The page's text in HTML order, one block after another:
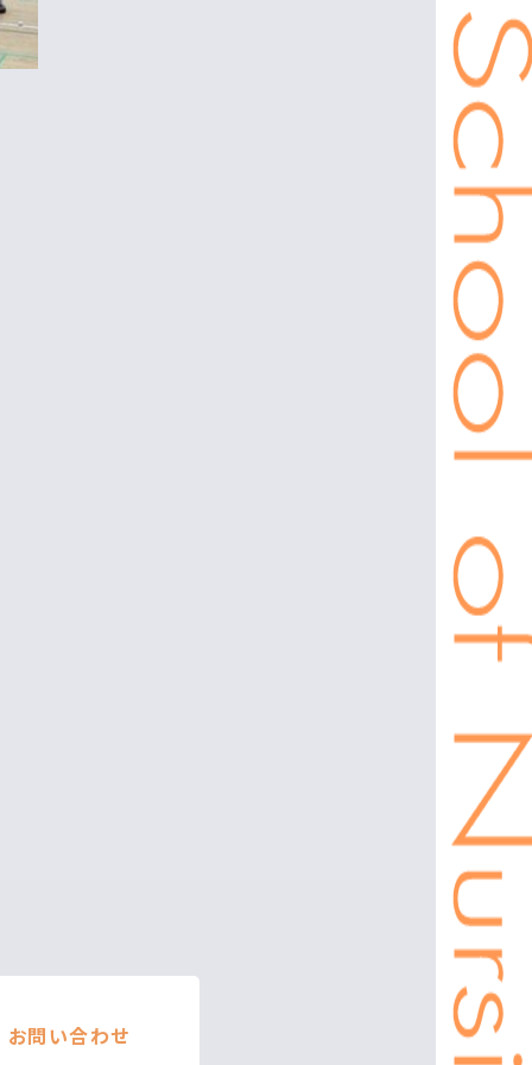
お問い合わせ